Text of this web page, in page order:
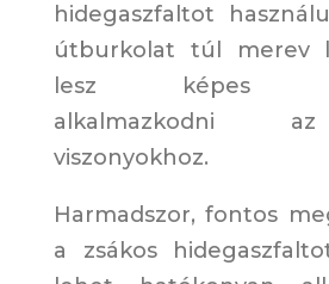
hidegaszfaltot
útburkolat túl merev
lesz képes
alkalmazkodni
viszonyokhoz.
Harmadszor, fontos
a zsákos